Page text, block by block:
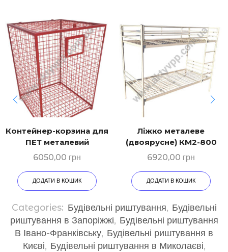
Контейнер-корзина для
ПЕТ металевий
6050,00 грн
ДОДАТИ В КОШИК
Ліжко металеве
(двоярусне) КМ2-800
6920,00 грн
ДОДАТИ В КОШИК
Categories: Будівельні риштування, Будівельні
риштування в Запоріжжі, Будівельні риштування
В Івано-Франківську, Будівельні риштування в
Києві, Будівельні риштування в Миколаєві,